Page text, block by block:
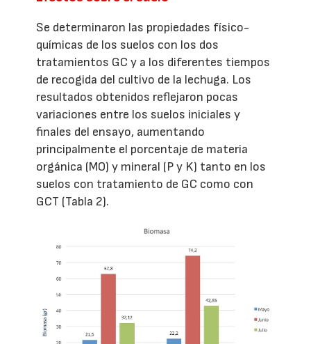
Se determinaron las propiedades físico-
químicas de los suelos con los dos
tratamientos GC y a los diferentes tiempos
de recogida del cultivo de la lechuga. Los
resultados obtenidos reflejaron pocas
variaciones entre los suelos iniciales y
finales del ensayo, aumentando
principalmente el porcentaje de materia
orgánica (MO) y mineral (P y K) tanto en los
suelos con tratamiento de GC como con
GCT (Tabla 2).